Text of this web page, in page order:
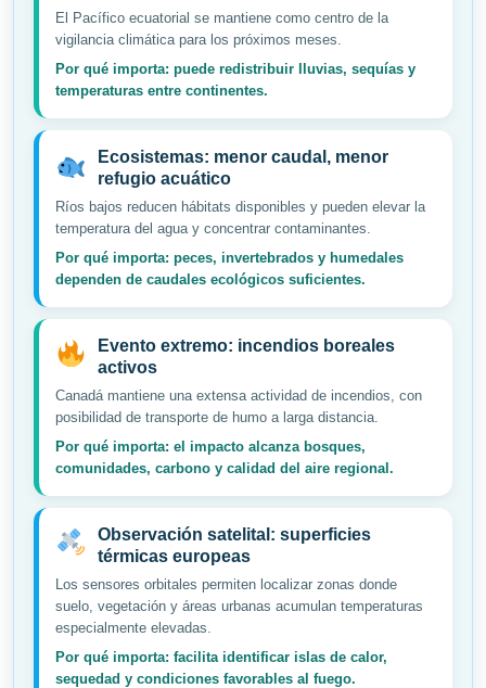
El Pacífico ecuatorial se mantiene como centro de la
vigilancia climática para los próximos meses.
Por qué importa: puede redistribuir lluvias, sequías y
temperaturas entre continentes.
Ecosistemas: menor caudal, menor
refugio acuático
Ríos bajos reducen hábitats disponibles y pueden elevar la
temperatura del agua y concentrar contaminantes.
Por qué importa: peces, invertebrados y humedales
dependen de caudales ecológicos suficientes.
Evento extremo: incendios boreales
activos
Canadá mantiene una extensa actividad de incendios, con
posibilidad de transporte de humo a larga distancia.
Por qué importa: el impacto alcanza bosques,
comunidades, carbono y calidad del aire regional.
Observación satelital: superficies
térmicas europeas
Los sensores orbitales permiten localizar zonas donde
suelo, vegetación y áreas urbanas acumulan temperaturas
especialmente elevadas.
Por qué importa: facilita identificar islas de calor,
sequedad y condiciones favorables al fuego.